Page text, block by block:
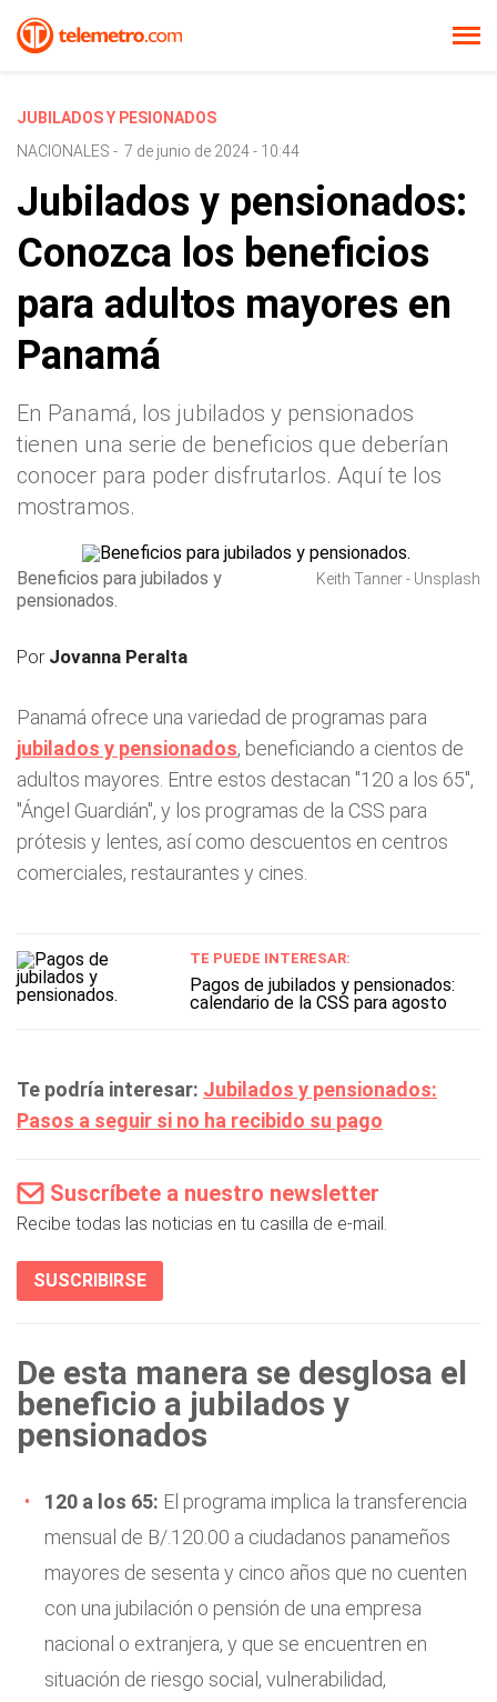
JUBILADOS Y PESIONADOS
NACIONALES - 7 de junio de 2024 - 10:44
Jubilados y pensionados:
Conozca los beneficios
para adultos mayores en
Panamá
En Panamá, los jubilados y pensionados
tienen una serie de beneficios que deberían
conocer para poder disfrutarlos. Aquí te los
mostramos.
Beneficios para jubilados y
pensionados.
Keith Tanner - Unsplash
Por Jovanna Peralta
Panamá ofrece una variedad de programas para
jubilados y pensionados, beneficiando a cientos de
adultos mayores. Entre estos destacan "120 a los 65",
"Ángel Guardián", y los programas de la CSS para
prótesis y lentes, así como descuentos en centros
comerciales, restaurantes y cines.
TE PUEDE INTERESAR:
Pagos de jubilados y pensionados:
calendario de la CSS para agosto
Te podría interesar: Jubilados y pensionados:
Pasos a seguir si no ha recibido su pago
Suscríbete a nuestro newsletter
Recibe todas las noticias en tu casilla de e-mail.
SUSCRIBIRSE
De esta manera se desglosa el
beneficio a jubilados y
pensionados
120 a los 65: El programa implica la transferencia
mensual de B/.120.00 a ciudadanos panameños
mayores de sesenta y cinco años que no cuenten
con una jubilación o pensión de una empresa
nacional o extranjera, y que se encuentren en
situación de riesgo social, vulnerabilidad,